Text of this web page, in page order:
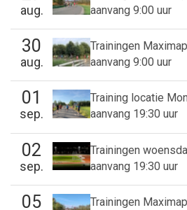
aug.
aanvang 9:00 uur
30
aug.
Trainingen
aanvang 9:00 uur
01
sep.
Training locatie
aanvang 19:30 uur
02
sep.
Trainingen
aanvang 19:30 uur
05
Trainingen